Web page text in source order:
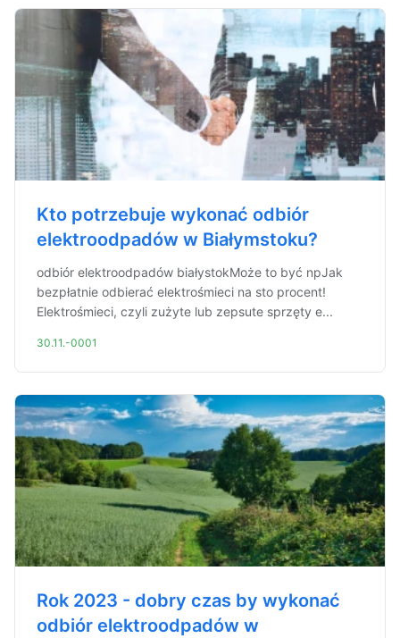
Kto potrzebuje wykonać odbiór
elektroodpadów w Białymstoku?
odbiór elektroodpadów białystokMoże to być npJak
bezpłatnie odbierać elektrośmieci na sto procent!
Elektrośmieci, czyli zużyte lub zepsute sprzęty e...
30.11.-0001
Rok 2023 - dobry czas by wykonać
odbiór elektroodpadów w